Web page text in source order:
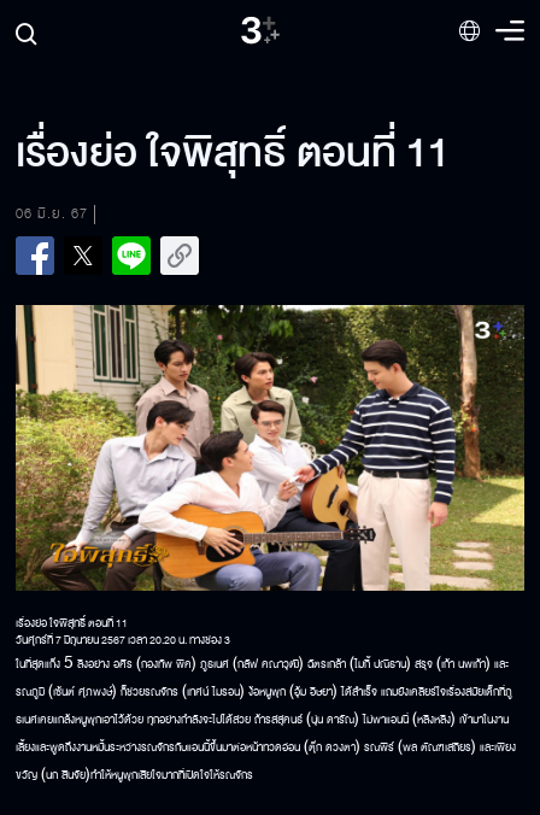
เรื่องย่อ ใจพิสุทธิ์ ตอนที่ 11
06 มิ.ย. 67
เรื่องย่อ ใจพิสุทธิ์ ตอนที่ 11
วันศุกร์ที่ 7 มิถุนายน 2567 เวลา 20.20 น. ทางช่อง 3
ในที่สุดแก๊ง 5ลิงอย่าง อศิร (กองทัพ พีค)ภูธเนศ (กลัฟ คณาวุฒิ)ฉัตรเกล้า (ไมกี้ ปณิธาน)สรุจ (เก้า นพเก้า)และ
รณภูมิ (เซ้นต์ ศุภพงษ์)ก็ช่วยรณจักร (เทศน์ ไมรอน)ง้อหนูพุก (อุ้ม อิษยา)ได้สำเร็จ แถมยังเคลียร์ใจเรื่องสมัยเด็กที่ภู
ธเนศเคยแกล้งหนูพุกเอาไว้ด้วย ทุกอย่างกำลังจะไปได้สวย ถ้ารสสุคนธ์ (นุ่น ดารัณ)ไม่พาแอนนี่ (หลิงหลิง)เข้ามาในงาน
เลี้ยงและพูดถึงงานหมั้นระหว่างรณจักรกับแอนนี้ขึ้นมาต่อหน้าทวดอ่อน (ตุ๊ก ดวงตา)รณพีร์ (พล ตัณฑเสถียร)และเพียง
ขวัญ (นก สินจัย)ทำให้หนูพุกเสียใจมากที่เปิดใจให้รณจักร